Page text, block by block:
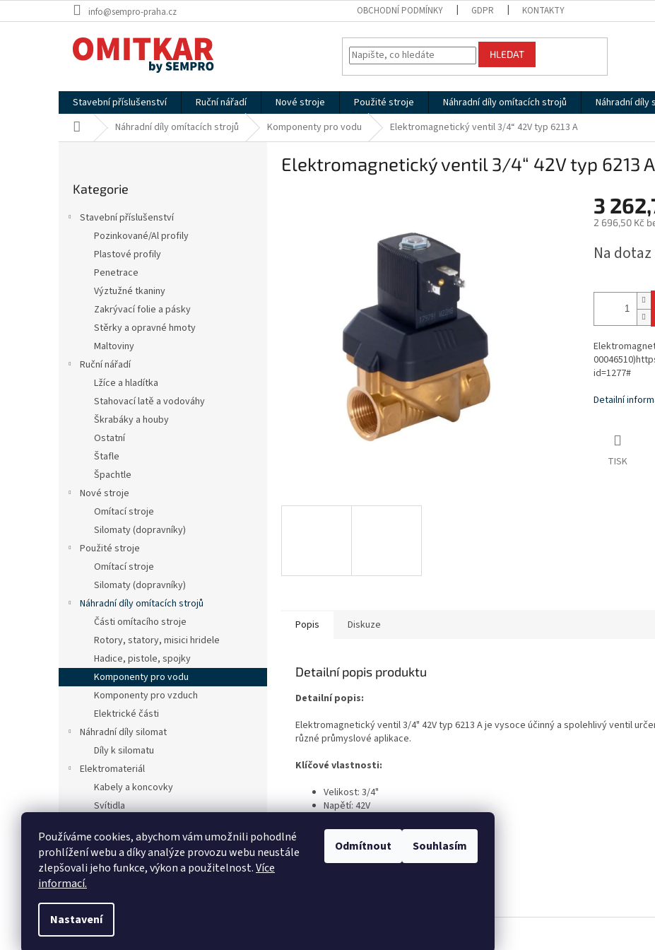
Používáme cookies, abychom vám umožnili pohodlné
prohlížení webu a díky analýze provozu webu neustále
zlepšovali jeho funkce, výkon a použitelnost.Více
informací.
Nastavení
Odmítnout Souhlasím
na
info@sempro-praha.cz OBCHODNÍ PODMÍNKY GDPR KONTAKTY
HLEDAT
Stavební příslušenství Ruční nářadí Nové stroje Použité stroje Náhradní díly omítacích strojů Náhradní díly
Domů Náhradní díly omítacích strojů Komponenty pro vodu Elektromagnetický ventil 3/4“ 42V typ 6213 A
kategorie
Kategorie
Stavební příslušenství
Pozinkované/Al profily
Plastové profily
Penetrace
Výztužné tkaniny
Zakrývací folie a pásky
Stěrky a opravné hmoty
Maltoviny
Ruční nářadí
Lžíce a hladítka
Stahovací latě a vodováhy
Škrabáky a houby
Ostatní
Štafle
Špachtle
Nové stroje
Omítací stroje
Silomaty (dopravníky)
Použité stroje
Omítací stroje
Silomaty (dopravníky)
Náhradní díly omítacích strojů
Části omítacího stroje
Rotory, statory, misici hridele
Hadice, pistole, spojky
Komponenty pro vodu
Komponenty pro vzduch
Elektrické části
Náhradní díly silomat
Díly k silomatu
Elektromateriál
Kabely a koncovky
Svítidla
Pracovní rukavice
Kontakty
Elektromagnetický ventil 3/4“ 42V typ 6213 A
3
2 696,50 Kč
cena:
Na dotaz
id=1277#
Detailní
TISK
Popis Diskuze
Detailní popis produktu
Detailní popis:
Elektromagnetický ventil 3/4" 42V typ 6213 A je vysoce účinný a spolehlivý ventil
různé průmyslové aplikace.
Klíčové vlastnosti:
Velikost: 3/4"
Napětí: 42V
Důvěřujte kvalitě originálu!